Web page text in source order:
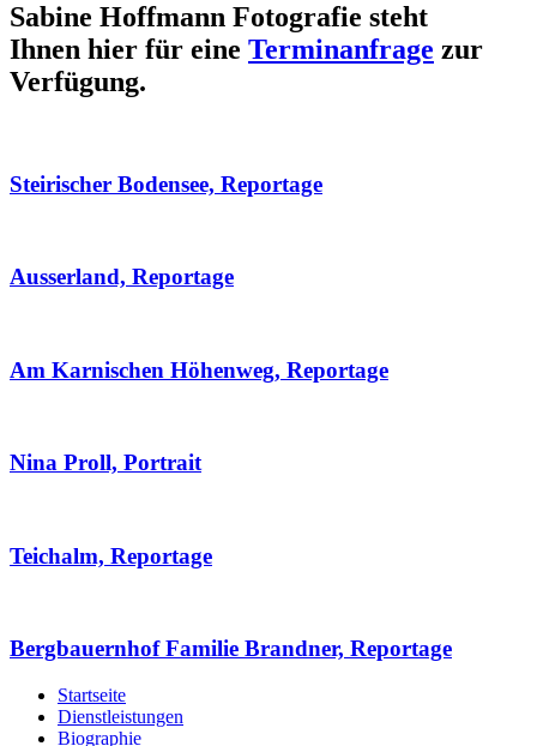
Sabine Hoffmann Fotografie steht
Ihnen hier für eine Terminanfrage zur
Verfügung.
Steirischer Bodensee, Reportage
Ausserland, Reportage
Am Karnischen Höhenweg, Reportage
Nina Proll, Portrait
Teichalm, Reportage
Bergbauernhof Familie Brandner, Reportage
Startseite
Dienstleistungen
Biographie